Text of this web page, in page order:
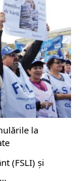
la
(FSLI) şi